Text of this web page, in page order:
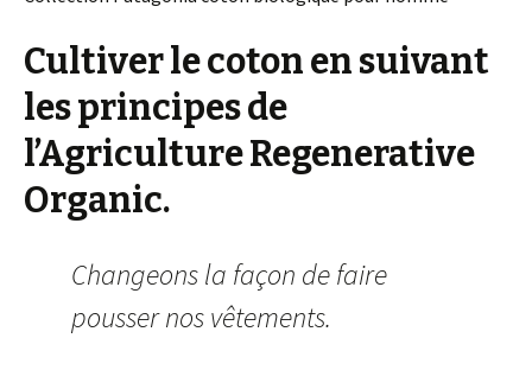
Cultiver le coton en suivant
les principes de
l’Agriculture Regenerative
Organic.
Changeons la façon de faire
pousser nos vêtements.